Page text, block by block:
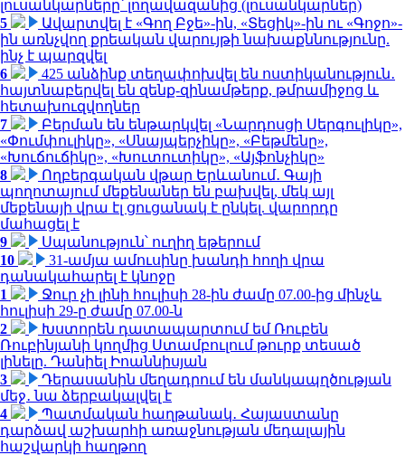
լուսանկարները՝ լողավազանից (լուսանկարներ)
5
Ավարտվել է «Գող Բջե»-ին, «Տեցիկ»-ին ու «Գոջո»-
ին առնչվող քրեական վարույթի նախաքննությունը.
ինչ է պարզվել
6
425 անձինք տեղափոխվել են ոստիկանություն․
հայտնաբերվել են զենք-զինամթերք, թմրամիջոց և
հետախուզվողներ
7
Բերման են ենթարկվել «Նարդոսցի Սերգուլիկը»,
«Փումփուլիկը», «Սնայպերչիկը», «Բեթմենը»,
«Խուճուճիկը», «Խուտուտիկը», «Այֆոնչիկը»
8
Ողբերգական վթար Երևանում․ Գայի
պողոտայում մեքենաներ են բախվել, մեկ այլ
մեքենայի վրա էլ ցուցանակ է ընկել. վարորդը
մահացել է
9
Սպանություն՝ ուղիղ եթերում
10
31-ամյա ամուսինը խանդի հողի վրա
դանակահարել է կնոջը
1
Ջուր չի լինի հուլիսի 28-ին ժամը 07.00-ից մինչև
հուլիսի 29-ը ժամը 07.00-ն
2
Խստորեն դատապարտում եմ Ռուբեն
Ռուբինյանի կողմից Ստամբուլում թուրք տեսած
լինելը. Դանիել Իոաննիսյան
3
Դերասանին մեղադրում են մանկապղծության
մեջ․ նա ձերբակալվել է
4
Պատմական հաղթանակ․ Հայաստանը
դարձավ աշխարհի առաջնության մեդալային
հաշվարկի հաղթող